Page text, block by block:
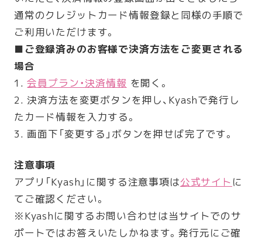
通常のクレジットカード情報登録と同様の手順で
ご利用いただけます。
■ご登録済みのお客様で決済方法をご変更される
場合
1.会員プラン・決済情報 を開く。
2. 決済方法を変更ボタンを押し、Kyashで発行し
たカード情報を入力する。
3. 画面下「変更する」ボタンを押せば完了です。
注意事項
アプリ「Kyash」に関する注意事項は公式サイト に
てご確認ください。
※Kyashに関するお問い合わせは当サイトでのサ
ポートではお答えいたしかねます。発行元にご確